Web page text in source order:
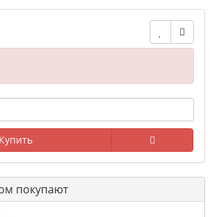
Купить
покупают